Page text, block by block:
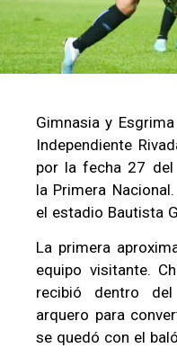
Gimnasia y
Independiente
por la fecha 27 del
la Primera
el estadio Bautista
La primera
equipo visitante.
recibió dentro
arquero para
se quedó con el